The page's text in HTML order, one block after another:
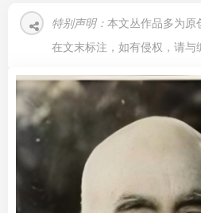
特别声明： 本文丛作品多为原
在文末标注，如有侵权，请与